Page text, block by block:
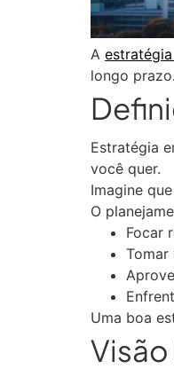
A
longo prazo.
Estratégia
você quer.
Imagine
O
Focar
Tomar
Uma boa